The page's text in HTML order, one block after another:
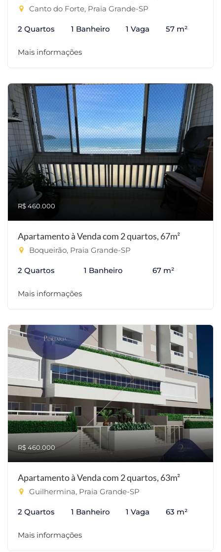
Canto do Forte, Praia Grande-SP
2 Quartos 1 Banheiro 1 Vaga 57 m²
Mais informações
R$ 460.000
Apartamento à Venda com 2 quartos, 67m²
Boqueirão, Praia Grande-SP
2 Quartos 1 Banheiro 67 m²
Mais informações
R$ 460.000
Apartamento à Venda com 2 quartos, 63m²
Guilhermina, Praia Grande-SP
2 Quartos 1 Banheiro 1 Vaga 63 m²
Mais informações